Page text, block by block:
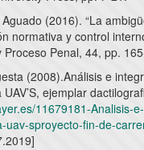
(2016). “La
normativa y control
Proceso Penal, 44, pp.
(2008).Análisis e
ejemplar
11679181-Analisis-
uav-sproyecto-fin-de-